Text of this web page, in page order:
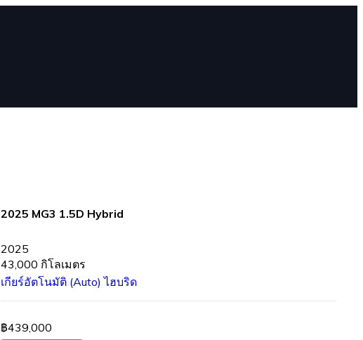
2025 MG3 1.5D Hybrid
2025
43,000 กิโลเมตร
เกียร์อัตโนมัติ (Auto)ไฮบริด
฿439,000